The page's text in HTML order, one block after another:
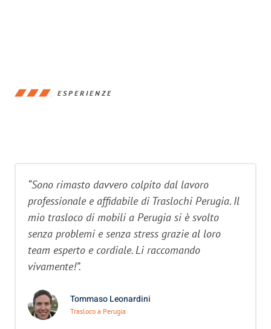
ESPERIENZE
“Sono rimasto davvero colpito dal lavoro
professionale e affidabile di Traslochi Perugia. Il
mio trasloco di mobili a Perugia si è svolto
senza problemi e senza stress grazie al loro
team esperto e cordiale. Li raccomando
vivamente!”.
Tommaso Leonardini
Trasloco a Perugia